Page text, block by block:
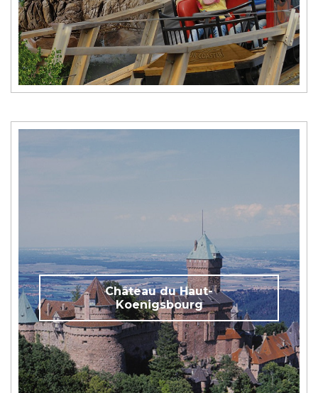
Château du Haut-
Koenigsbourg